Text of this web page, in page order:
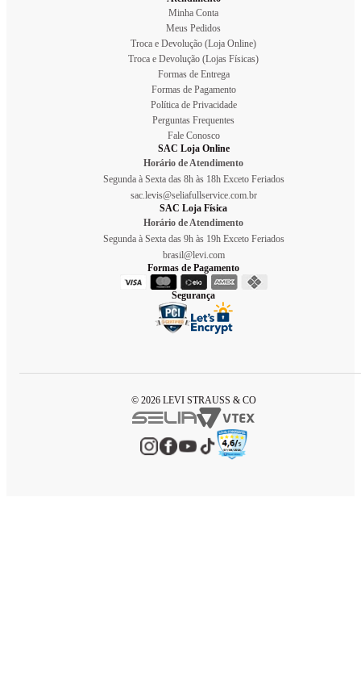
Minha Conta
Meus Pedidos
Troca e Devolução (Loja Online)
Troca e Devolução (Lojas Físicas)
Formas de Entrega
Formas de Pagamento
Política de Privacidade
Perguntas Frequentes
Fale Conosco
SAC Loja Online
Horário de Atendimento
Segunda à Sexta das 8h às 18h Exceto Feriados
sac.levis@seliafullservice.com.br
SAC Loja Física
Horário de Atendimento
Segunda à Sexta das 9h às 19h Exceto Feriados
brasil@levi.com
Formas de Pagamento
Segurança
© 2026 LEVI STRAUSS & CO